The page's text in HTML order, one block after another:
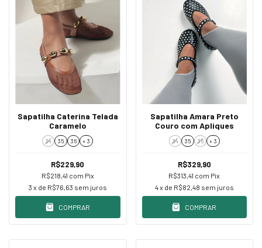
Sapatilha Caterina Telada
Caramelo
34 35 36 + 3
R$229,90
R$218,41 com Pix
3 x de R$76,63 sem juros
COMPRAR
Sapatilha Amara Preto
Couro com Apliques
34 35 36 + 3
R$329,90
R$313,41 com Pix
4x de R$82,48 sem juros
COMPRAR